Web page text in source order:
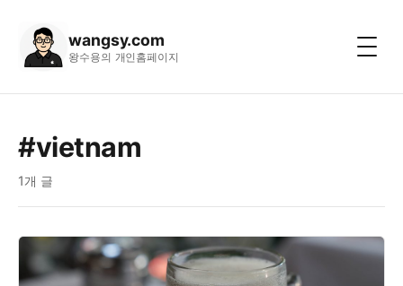
wangsy.com
왕수용의 개인홈페이지
#vietnam
1개 글